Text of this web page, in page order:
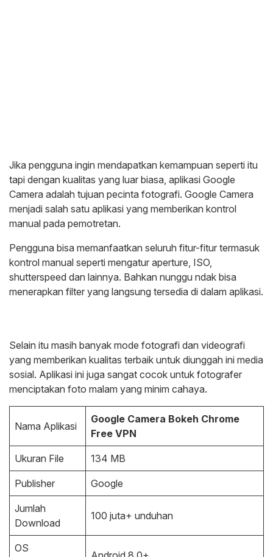
Jika pengguna ingin mendapatkan kemampuan seperti itu
tapi dengan kualitas yang luar biasa, aplikasi Google
Camera adalah tujuan pecinta fotografi. Google Camera
menjadi salah satu aplikasi yang memberikan kontrol
manual pada pemotretan.
Pengguna bisa memanfaatkan seluruh fitur-fitur termasuk
kontrol manual seperti mengatur aperture, ISO,
shutterspeed dan lainnya. Bahkan nunggu ndak bisa
menerapkan filter yang langsung tersedia di dalam aplikasi.
Selain itu masih banyak mode fotografi dan videografi
yang memberikan kualitas terbaik untuk diunggah ini media
sosial. Aplikasi ini juga sangat cocok untuk fotografer
menciptakan foto malam yang minim cahaya.
Nama Aplikasi
Google Camera Bokeh Chrome
Free VPN
Ukuran File 134 MB
Publisher Google
Jumlah
Download
100 juta+ unduhan
OS